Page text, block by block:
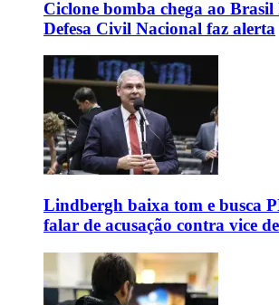
Ciclone bomba chega ao Brasil
Defesa Civil Nacional faz alerta
Lindbergh baixa tom e busca
falar de acusação contra vice